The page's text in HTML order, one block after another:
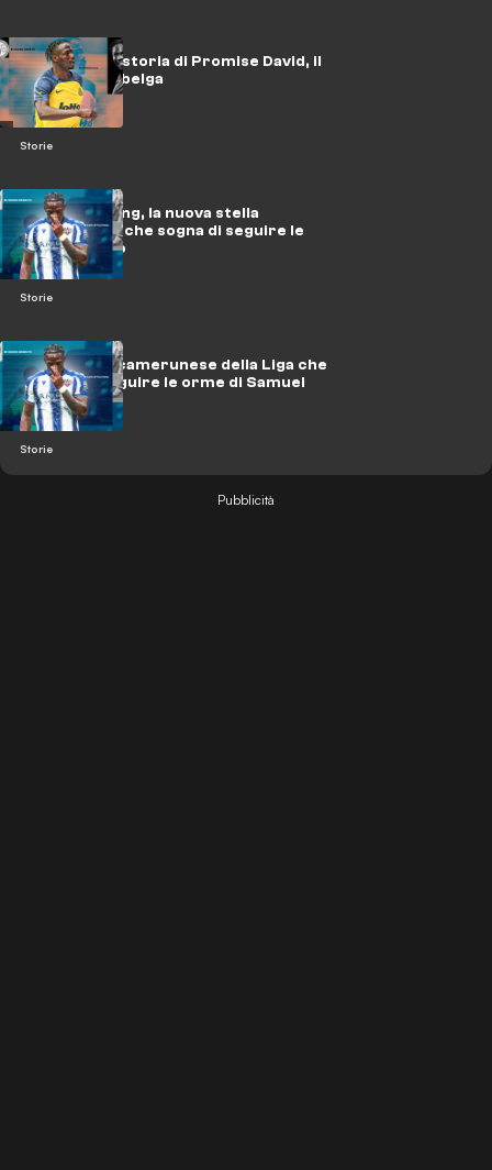
Storie
L'incredibile storia di Promise David, il
Baby Lukaku belga
Storie
Karl Etta Eyong, la nuova stella
camerunese che sogna di seguire le
orme di Eto’o
Storie
Il fenomeno camerunese della Liga che
potrebbe seguire le orme di Samuel
Eto'o
Pubblicità